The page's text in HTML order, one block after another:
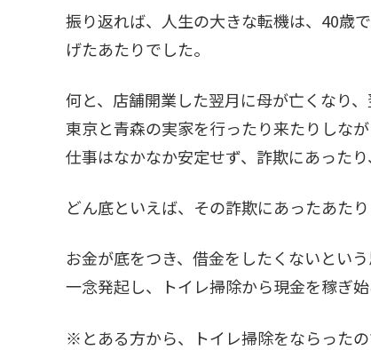
振り返れば、人生の大きな転機は、40歳
げたあたりでした。
何と、店舗開業した翌月に母が亡くなり、
東京と青森の実家を行ったり来たりしな
仕事はなかなか安定せず、詐欺にあった
どん底といえば、その詐欺にあったあたり
お金が底をつき、借金をしたくないという
一念発起し、トイレ掃除から現金を稼ぎ
※とある方から、トイレ掃除をならった